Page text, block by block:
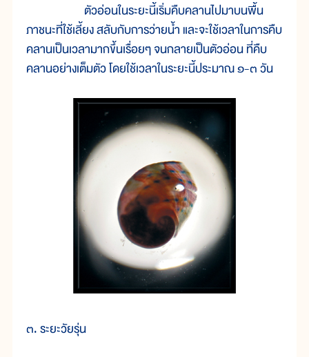
ตัวอ่อนในระยะนี้เริ่มคืบคลานไปมาบนพื้น
ภาชนะที่ใช้เลี้ยง สลับกับการว่ายน้ำ และจะใช้เวลาในการคืบ
คลานเป็นเวลามากขึ้นเรื่อยๆ จนกลายเป็นตัวอ่อน ที่คืบ
คลานอย่างเต็มตัว โดยใช้เวลาในระยะนี้ประมาณ ๑-๓ วัน
๓. ระยะวัยรุ่น